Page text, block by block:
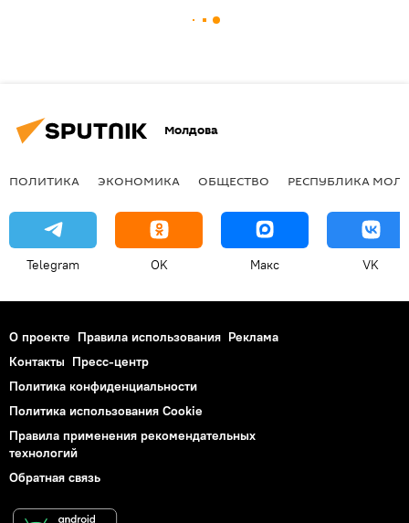
Молдова
ПОЛИТИКА ЭКОНОМИКА ОБЩЕСТВО РЕСПУБЛИКА
Telegram OK Макс VK
О проекте Правила использования Реклама
Контакты Пресс-центр
Политика конфиденциальности
Политика использования Cookie
Правила применения рекомендательных
технологий
Обратная связь